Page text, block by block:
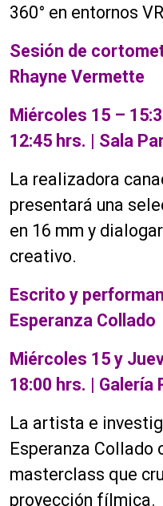
360° en entornos
Sesión de
Rhayne Vermette
Miércoles 15 –
12:45 hrs. | Sala
La realizadora
presentará una
en 16 mm y
creativo.
Escrito y
Esperanza Collado
Miércoles 15 y
18:00 hrs. | Galería
La artista e
Esperanza Collado
masterclass que
proyección fílmica.